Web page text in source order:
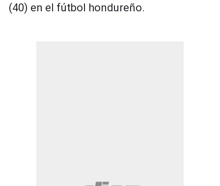
(40) en el fútbol hondureño.